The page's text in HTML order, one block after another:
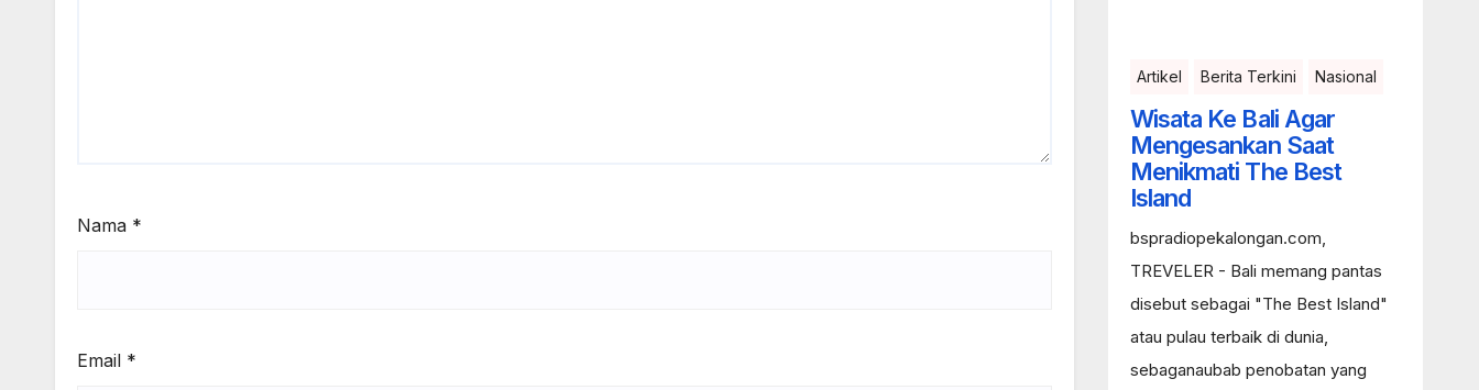
Nama *
Email *
Artikel Berita Terkini Nasional
Wisata Ke Bali Agar
Mengesankan Saat
Menikmati The Best
Island
bspradiopekalongan.com,
TREVELER - Bali memang pantas
disebut sebagai "The Best Island"
atau pulau terbaik di dunia,
sebaganaubab penobatan yang